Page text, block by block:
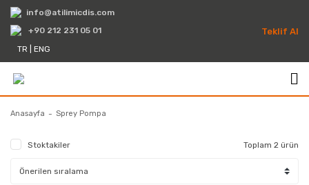
info@atilimicdis.com
+90 212 231 05 01
TR
ENG
Teklif Al
Anasayfa Sprey Pompa
Stoktakiler Toplam 2 ürün